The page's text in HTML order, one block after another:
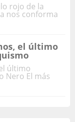
rojo de la
nos conforma
el último
último
Nero El más